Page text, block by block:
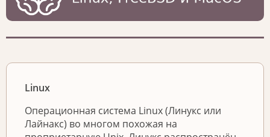
Linux
Операционная система Linux (Линукс или
Лайнакс) во многом похожая на